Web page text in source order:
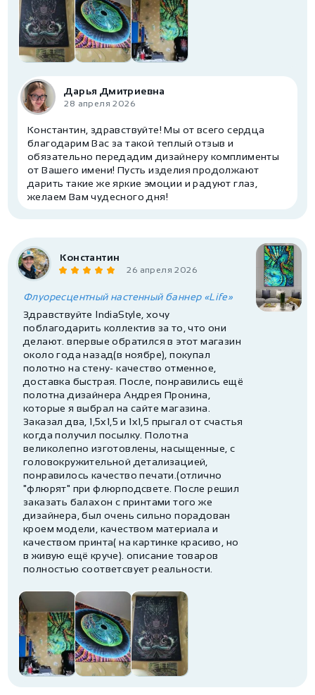
Дарья Дмитриевна
28 апреля 2026
Константин, здравствуйте! Мы от всего сердца
благодарим Вас за такой теплый отзыв и
обязательно передадим дизайнеру комплименты
от Вашего имени! Пусть изделия продолжают
дарить такие же яркие эмоции и радуют глаз,
желаем Вам чудесного дня!
Константин
26 апреля 2026
Флуоресцентный настенный баннер «Life»
Здравствуйте IndiaStyle, хочу
поблагодарить коллектив за то, что они
делают. впервые обратился в этот магазин
около года назад(в ноябре), покупал
полотно на стену- качество отменное,
доставка быстрая. После, понравились ещё
полотна дизайнера Андрея Пронина,
которые я выбрал на сайте магазина.
Заказал два, 1,5х1,5 и 1х1,5 прыгал от счастья
когда получил посылку. Полотна
великолепно изготовлены, насыщенные, с
головокружительной детализацией,
понравилось качество печати.(отлично
"флюрят" при флюрподсвете. После решил
заказать балахон с принтами того же
дизайнера, был очень сильно порадован
кроем модели, качеством материала и
качеством принта( на картинке красиво, но
в живую ещё круче). описание товаров
полностью соответсвует реальности.